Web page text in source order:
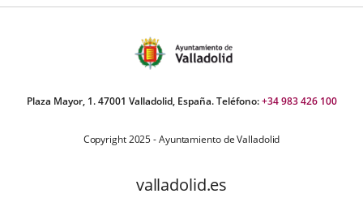
Plaza Mayor, 1. 47001 Valladolid, España. Teléfono:+34 983 426 100
Copyright 2025 - Ayuntamiento de Valladolid
valladolid.es